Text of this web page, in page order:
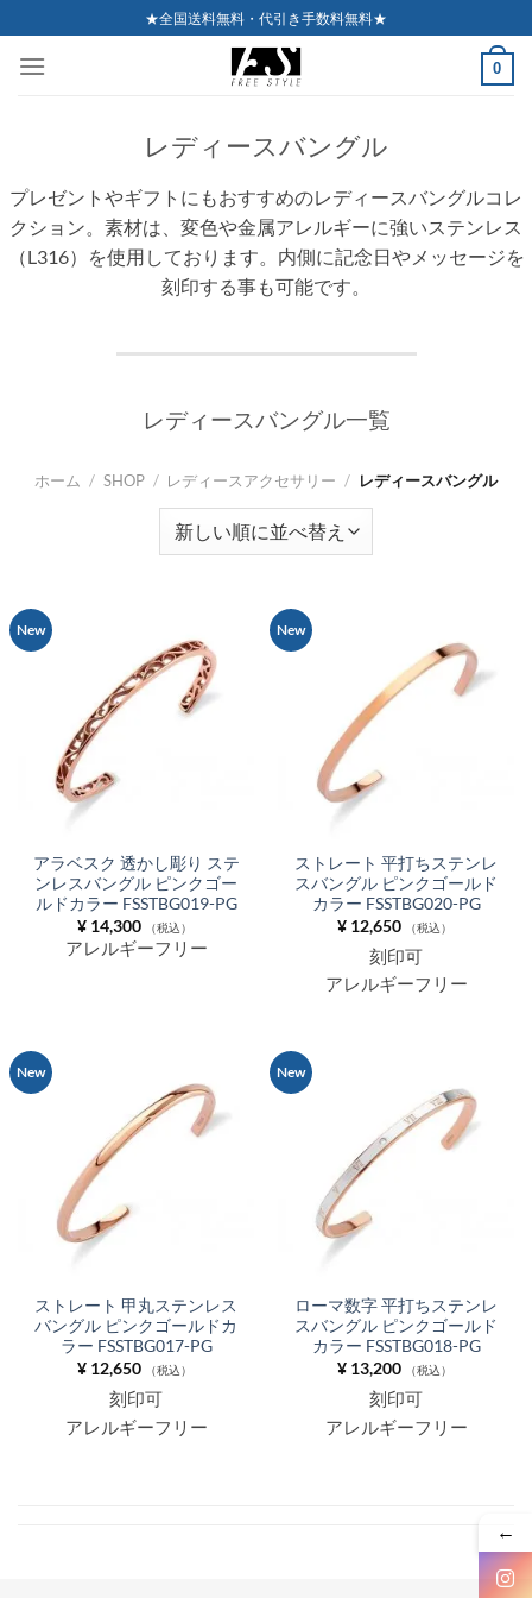
to
content
★全国送料無料・代引き手数料無料★
0
レディースバングル
プレゼントやギフトにもおすすめのレディースバングルコレ
クション。素材は、変色や金属アレルギーに強いステンレス
（L316）を使用しております。内側に記念日やメッセージを
刻印する事も可能です。
レディースバングル一覧
ホーム / SHOP / レディースアクセサリー / レディースバングル
New
アラベスク 透かし彫り ステ
ンレスバングル ピンクゴー
ルドカラー FSSTBG019-PG
¥14,300 （税込）
アレルギーフリー
New
ストレート 平打ちステンレ
スバングル ピンクゴールド
カラー FSSTBG020-PG
¥12,650 （税込）
刻印可
アレルギーフリー
New
ストレート 甲丸ステンレス
バングル ピンクゴールドカ
ラー FSSTBG017-PG
¥12,650 （税込）
刻印可
アレルギーフリー
New
ローマ数字 平打ちステンレ
スバングル ピンクゴールド
カラー FSSTBG018-PG
¥13,200 （税込）
刻印可
アレルギーフリー
←